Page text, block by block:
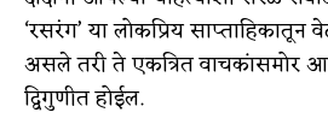
‘रसरंग’ या लोकप्रिय साप्ताहिकातून
असले तरी ते एकत्रित वाचकांसमोर
द्विगुणीत होईल.